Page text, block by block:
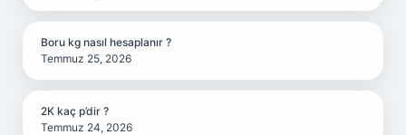
Boru kg nasıl hesaplanır ?
Temmuz 25, 2026
2K kaç p’dir ?
Temmuz 24, 2026